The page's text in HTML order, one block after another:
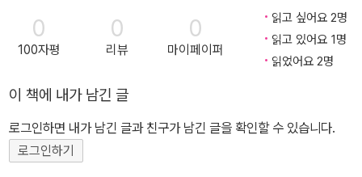
사람들의 마을에서 왕이 되고 싶었다. 하지만 눈이 멀었다는 것에 대
한 인식도, 앞을 본다는 것에 대한 개념조차 없는 마을 사람들은 남자
를 이상한 사람 취급했다. 어떤 이는 뇌에 병이 들었다고까지 말했다.
서 생각이 많아졌다. 여자는 남자의 온갖 이야기에 고개를 끄덕였지
만 남자가 정상으로 회복되기를, 즉 눈이 멀기를 바랐다. 여자를 진정
으로 사랑한 남자는 수술을 받기로 했다. 남자는 정말 수술을 받았을
까? ‘과학소설의 아버지’라고 불리는 허버트 조지 웰스의 단편소설
0
100자평
0
리뷰
0
마이페이퍼
읽고 싶어요 2명
읽고 있어요 1명
읽었어요 2명
이 책에 내가 남긴 글
로그인하면 내가 남긴 글과 친구가 남긴 글을 확인할 수 있습니다.
로그인하기